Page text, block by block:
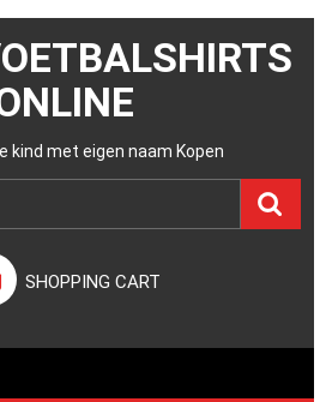
kind met eigen naam Kopen
SHOPPING CART